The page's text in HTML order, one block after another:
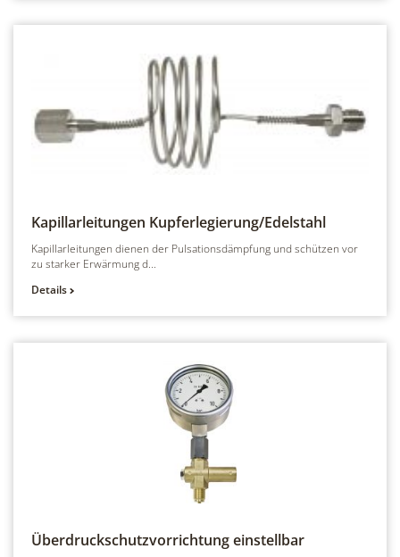
Kapillarleitungen Kupferlegierung/Edelstahl
Kapillarleitungen dienen der Pulsationsdämpfung und schützen vor
zu starker Erwärmung d...
Details
Überdruckschutzvorrichtungeinstellbar